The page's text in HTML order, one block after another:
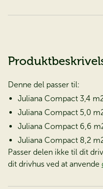
Denne del passer til:
Juliana Compact 3,4
Juliana Compact 5,0
Juliana Compact 6,6
Juliana Compact 8,2
Passer delen ikke til dit
dit drivhus ved at anvende